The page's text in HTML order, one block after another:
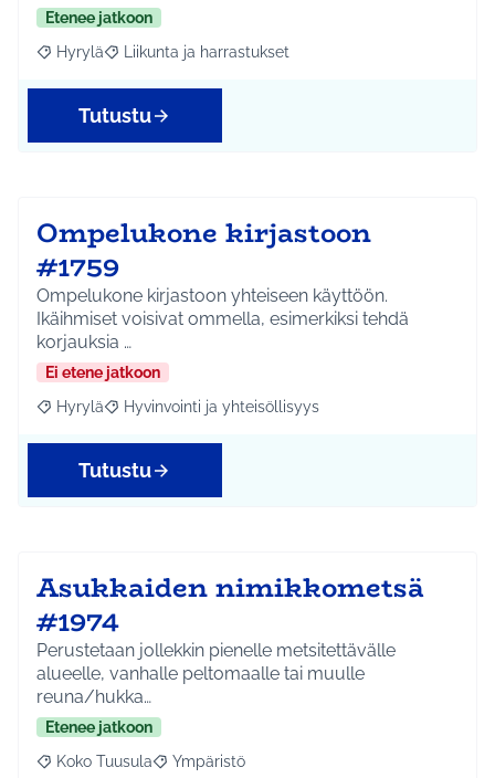
Etenee jatkoon
Rajaa tulokset aihepiirin mukaan: Hyrylä
Hyrylä Rajaa tulokset teeman mukaan: Liikunta ja
Liikunta ja harrastukset
Tutustu
Ompelukone kirjastoon
#1759
Ompelukone kirjastoon yhteiseen käyttöön.
Ikäihmiset voisivat ommella, esimerkiksi tehdä
korjauksia …
Ei etene jatkoon
Rajaa tulokset aihepiirin mukaan: Hyrylä
Hyrylä Rajaa tulokset teeman mukaan: Hyvinvointi ja
Hyvinvointi ja yhteisöllisyys
Tutustu
Asukkaiden nimikkometsä
#1974
Perustetaan jollekkin pienelle metsitettävälle
alueelle, vanhalle peltomaalle tai muulle
reuna/hukka…
Etenee jatkoon
Rajaa tulokset aihepiirin mukaan: Koko Tuusula
Koko Tuusula Rajaa tulokset teeman mukaan: Ympäristö
Ympäristö